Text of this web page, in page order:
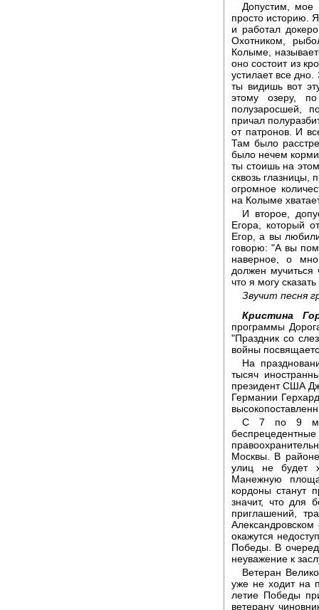
Допустим, мое
просто историю.
и работал
Охотником,
Колыме,
оно состоит из
устилает все
ты видишь вот
этому озеру,
полузаросшей,
причал
от патронов. И
Там было
было нечем
ты стоишь на
сквозь глазницы,
огромное
на Колыме
И второе,
Егора, который
Егор, а вы
говорю: "А вы
наверное, о
должен
что я могу
Звучит песня
Кристина
программы
"Праздник со
войны
На
тысяч
президент США
Германии
С 7 по 9 мая
Москвы. В
улиц не будет
Манежную
кордоны станут
значит, что для
приглашений,
окажутся
Победы. В
неуважение к
Ветеран
уже не ходит на
летие Победы
ветерану